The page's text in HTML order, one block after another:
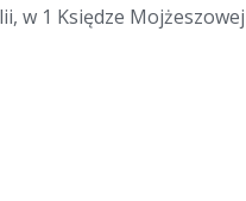
w 1 Księdze